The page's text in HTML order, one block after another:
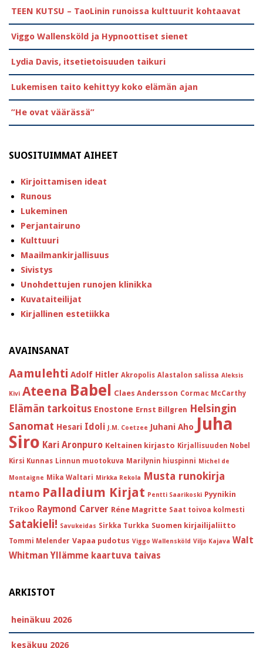
TEEN KUTSU – TaoLinin runoissa kulttuurit kohtaavat
Viggo Wallensköld ja Hypnoottiset sienet
Lydia Davis, itsetietoisuuden taikuri
Lukemisen taito kehittyy koko elämän ajan
”He ovat väärässä”
SUOSITUIMMAT AIHEET
Kirjoittamisen ideat
Runous
Lukeminen
Perjantairuno
Kulttuuri
Maailmankirjallisuus
Sivistys
Unohdettujen runojen klinikka
Kuvataiteilijat
Kirjallinen estetiikka
AVAINSANAT
Aamulehti Adolf Hitler Akropolis Alastalon salissa Aleksis
Kivi Ateena Babel Claes Andersson Cormac McCarthy
Elämän tarkoitus Enostone Ernst Billgren Helsingin
Sanomat Hesari Idoli J.M. Coetzee Juhani Aho Juha
Siro Kari Aronpuro Keltainen kirjasto Kirjallisuuden Nobel
Kirsi Kunnas Linnun muotokuva Marilynin hiuspinni Michel de
Montaigne Mika Waltari Mirkka Rekola Musta runokirja
ntamo Palladium Kirjat Pentti Saarikoski Pyynikin
Trikoo Raymond Carver Réne Magritte Saat toivoa kolmesti
Satakieli! Savukeidas Sirkka Turkka Suomen kirjailijaliitto
Tommi Melender Vapaa pudotus Viggo Wallensköld Viljo Kajava Walt
Whitman Yllämme kaartuva taivas
ARKISTOT
heinäkuu 2026
kesäkuu 2026